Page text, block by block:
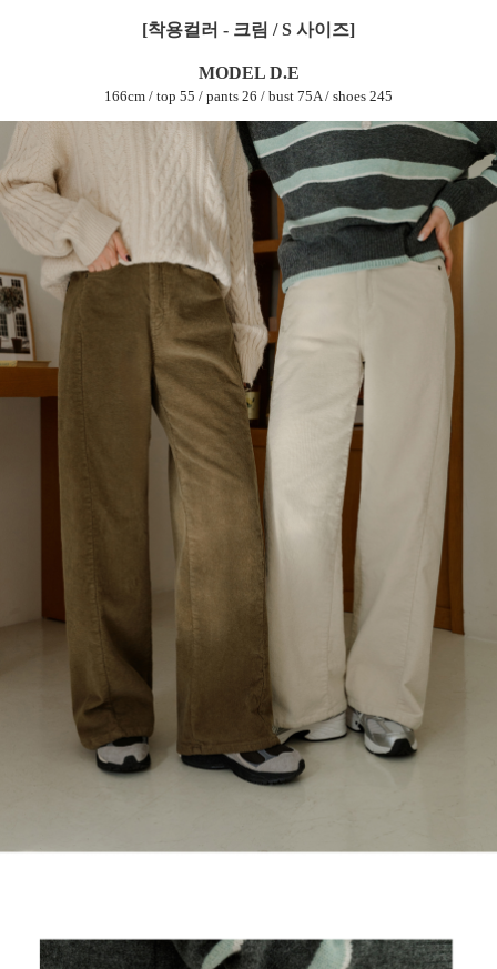
[착용컬러 - 크림 / S 사이즈]
MODEL D.E
166cm / top 55 / pants 26 / bust 75A / shoes 245